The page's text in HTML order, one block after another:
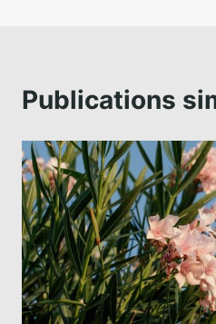
Publications